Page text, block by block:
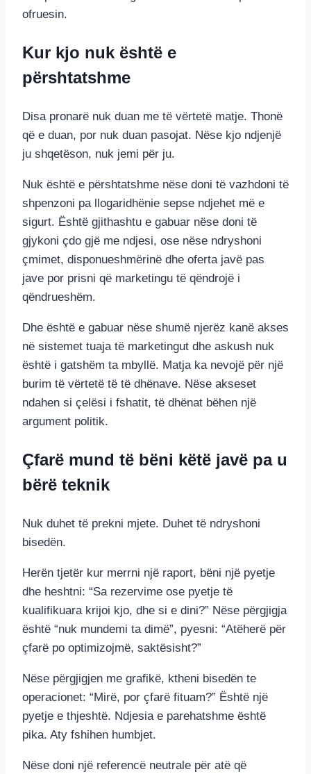
ofruesin.
Kur kjo nuk është e
përshtatshme
Disa pronarë nuk duan me të vërtetë matje. Thonë
që e duan, por nuk duan pasojat. Nëse kjo ndjenjë
ju shqetëson, nuk jemi për ju.
Nuk është e përshtatshme nëse doni të vazhdoni të
shpenzoni pa llogaridhënie sepse ndjehet më e
sigurt. Është gjithashtu e gabuar nëse doni të
gjykoni çdo gjë me ndjesi, ose nëse ndryshoni
çmimet, disponueshmërinë dhe oferta javë pas
jave por prisni që marketingu të qëndrojë i
qëndrueshëm.
Dhe është e gabuar nëse shumë njerëz kanë akses
në sistemet tuaja të marketingut dhe askush nuk
është i gatshëm ta mbyllë. Matja ka nevojë për një
burim të vërtetë të të dhënave. Nëse akseset
ndahen si çelësi i fshatit, të dhënat bëhen një
argument politik.
Çfarë mund të bëni këtë javë pa u
bërë teknik
Nuk duhet të prekni mjete. Duhet të ndryshoni
bisedën.
Herën tjetër kur merrni një raport, bëni një pyetje
dhe heshtni: “Sa rezervime ose pyetje të
kualifikuara krijoi kjo, dhe si e dini?” Nëse përgjigja
është “nuk mundemi ta dimë”, pyesni: “Atëherë për
çfarë po optimizojmë, saktësisht?”
Nëse përgjigjen me grafikë, ktheni bisedën te
operacionet: “Mirë, por çfarë fituam?” Është një
pyetje e thjeshtë. Ndjesia e parehatshme është
pika. Aty fshihen humbjet.
Nëse doni një referencë neutrale për atë që